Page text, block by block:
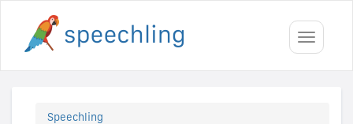
Toggle
Speechling